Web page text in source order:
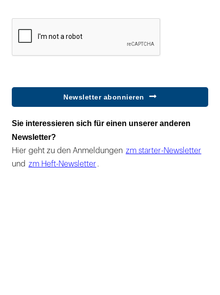
Newsletter abonnieren
Sie interessieren sich für einen unserer anderen
Newsletter?
Hier geht zu den Anmeldungen zm starter-Newsletter
und zm Heft-Newsletter .